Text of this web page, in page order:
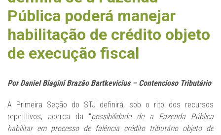
Pública poderá manejar
habilitação de crédito objeto
de execução fiscal
Por Daniel Biagini Brazão Bartkevicius – Contencioso Tributário
A Primeira Seção do STJ definirá, sob o rito dos recursos
repetitivos, acerca da “possibilidade de a Fazenda Pública
habilitar em processo de falência crédito tributário objeto de